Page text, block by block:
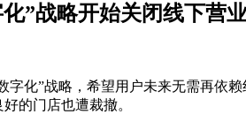
”战略开始关闭线下营
字化”战略，希望用户未来无需再
的门店也遭裁撤。